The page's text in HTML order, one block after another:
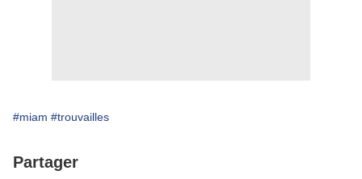
#miam #trouvailles
Partager